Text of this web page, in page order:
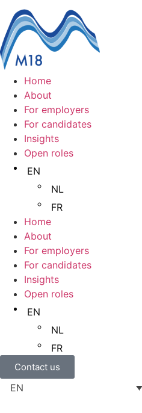
Home
About
For employers
For candidates
Insights
Open roles
EN
NL
FR
Home
About
For employers
For candidates
Insights
Open roles
EN
NL
FR
Contact us
EN